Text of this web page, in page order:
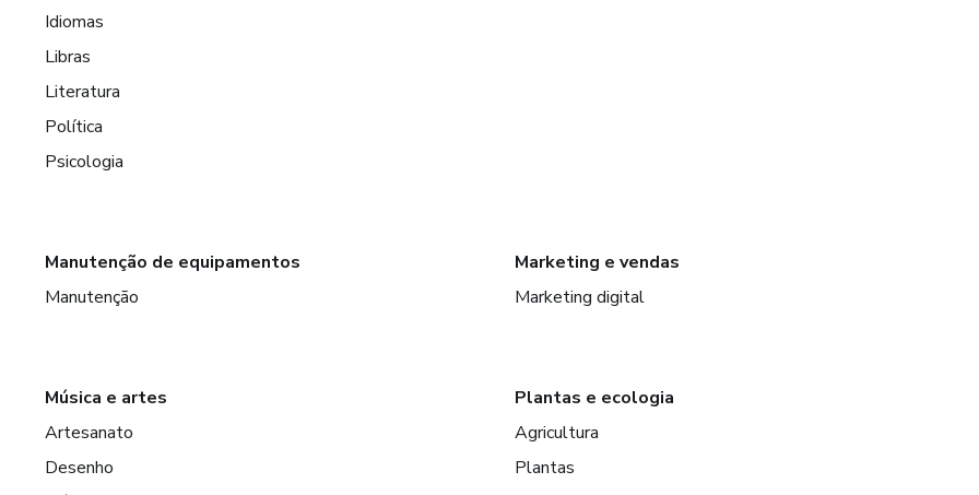
Idiomas
Libras
Literatura
Política
Psicologia
Manutenção de equipamentos
Manutenção
Marketing e vendas
Marketing digital
Música e artes
Artesanato
Desenho
Plantas e ecologia
Agricultura
Plantas